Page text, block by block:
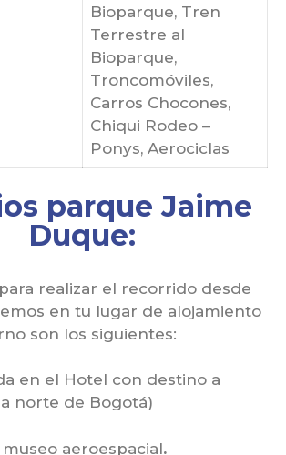
Bioparque, Tren
Terrestre al
Bioparque,
Troncomóviles,
Carros Chocones,
Chiqui Rodeo –
Ponys, Aerociclas
parque Jaime
Duque:
realizar el recorrido desde
en tu lugar de alojamiento
son los siguientes:
en el Hotel con destino a
norte de Bogotá)
museo aeroespacial.